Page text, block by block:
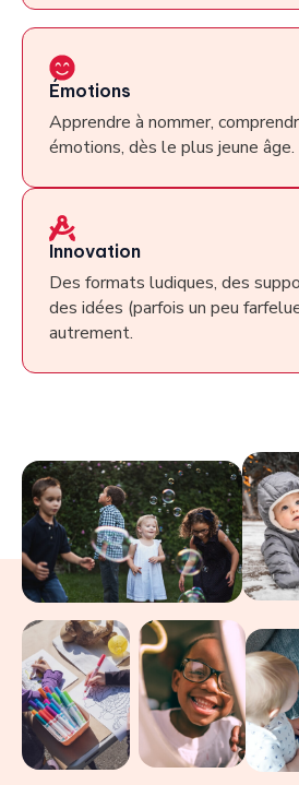
Émotions
Apprendre à nommer,
émotions, dès le plus jeune âge.
Innovation
Des formats ludiques, des
des idées (parfois un peu
autrement.